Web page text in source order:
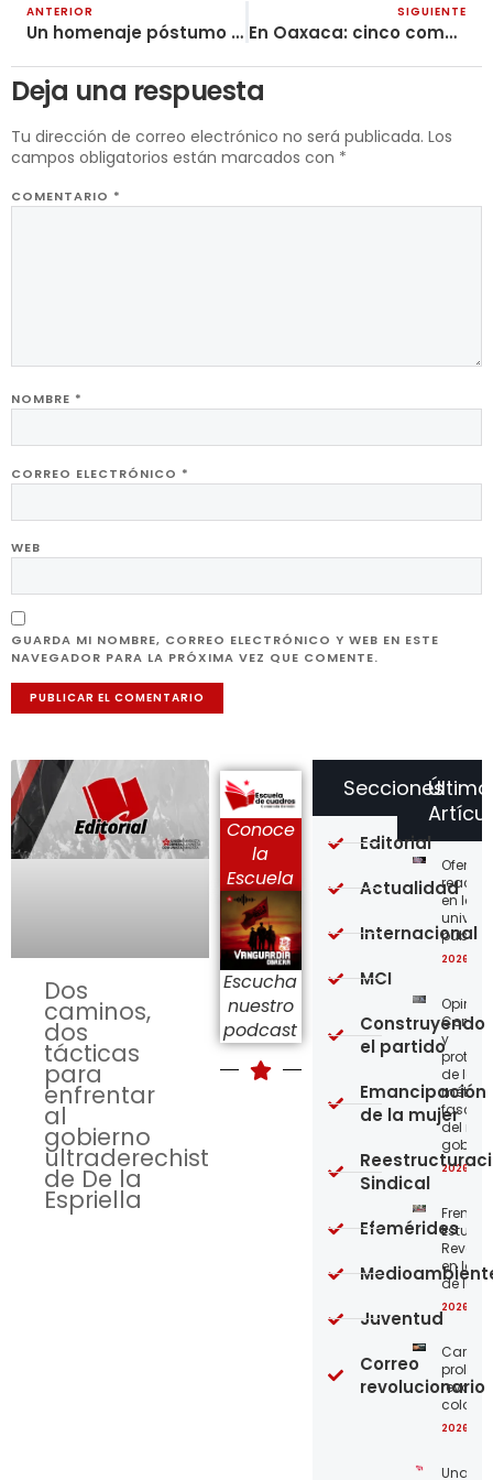
ANTERIOR
Un homenaje póstumo al camarada Aldemar
SIGUIENTE
En Oaxaca: cinco comuneros son asesinados en la Sierra Sur
Deja una respuesta
Tu dirección de correo electrónico no será publicada. Los
campos obligatorios están marcados con *
COMENTARIO *
NOMBRE *
CORREO ELECTRÓNICO *
WEB
GUARDA MI NOMBRE, CORREO ELECTRÓNICO Y WEB EN ESTE
NAVEGADOR PARA LA PRÓXIMA VEZ QUE COMENTE.
Dos
caminos,
dos
tácticas
para
enfrentar
al
gobierno
ultraderechista
de De la
Espriella
Conoce
la
Escuela
Escucha
nuestro
podcast
en las
2026-
y
de los
del
2026-
Frente
en la
de los
2026-
Carta
2026-
Secciones
Editorial
Actualidad
Internacional
MCI
Construyendo
el partido
Emancipación
de la mujer
Sindical
Efemérides
Juventud
Correo
revolucionario